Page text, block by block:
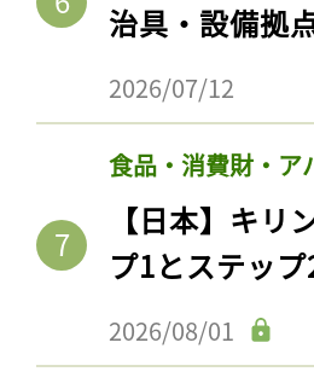
治具・設備拠
2026/07/12
食品・消費財・ア
【日本】キリ
プ1とステッ
2026/08/01